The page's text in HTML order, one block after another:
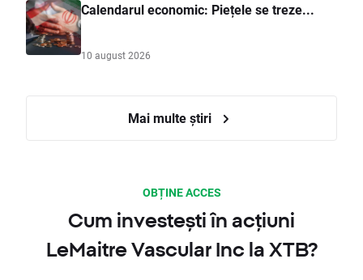
Calendarul economic: Piețele se treze...
10 august 2026
Mai multe știri
OBȚINE ACCES
Cum investești în acțiuni
LeMaitre Vascular Inc la XTB?